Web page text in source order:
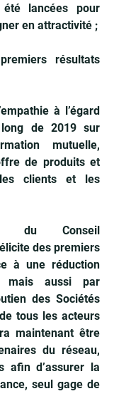
lancées pour
en attractivité ;
résultats
à l’égard
de 2019 sur
mutuelle,
de produits et
clients et les
du Conseil
des premiers
à une réduction
mais aussi par
des Sociétés
tous les acteurs
maintenant être
du réseau,
afin d’assurer la
seul gage de